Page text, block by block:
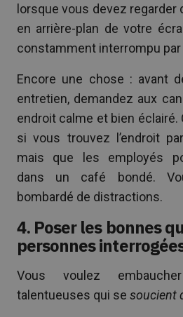
lorsque vous devez
en arrière-plan de votre
constamment interrompu
Encore une chose : avant
entretien, demandez aux
endroit calme et bien éclairé.
si vous trouvez l’endroit
mais que les employés
dans un café bondé.
bombardé de distractions.
4. Poser les bonnes
personnes
Vous voulez
talentueuses qui se soucient